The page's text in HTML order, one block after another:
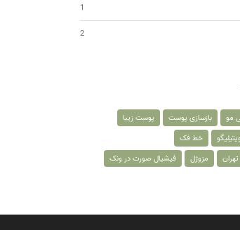
1
2
مو بازسازی پوست
پوست زیبا
ویتیلیگو
خط فک
مزوژل فیشیال صورت در ونک